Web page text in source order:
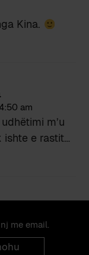
Kina.
am
m’u
ishte e rastit…
me email.